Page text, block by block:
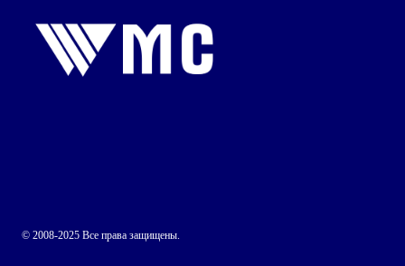
© 2008-2025 Все права защищены.